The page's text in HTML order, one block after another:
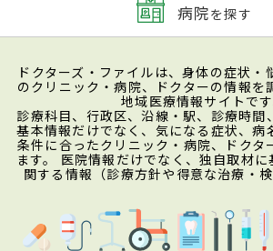
病院を探す
ドクターズ・ファイルは、身体の症状・
のクリニック・病院、ドクターの情報を
地域医療情報サイトです
診療科目、行政区、沿線・駅、診療時間
基本情報だけでなく、気になる症状、病
条件に合ったクリニック・病院、ドクタ
ます。 医院情報だけでなく、独自取材に
関する情報（診療方針や得意な治療・検